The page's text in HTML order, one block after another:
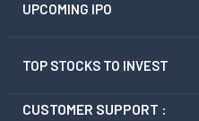
UPCOMING IPO
TOP STOCKS TO INVEST
CUSTOMER SUPPORT :